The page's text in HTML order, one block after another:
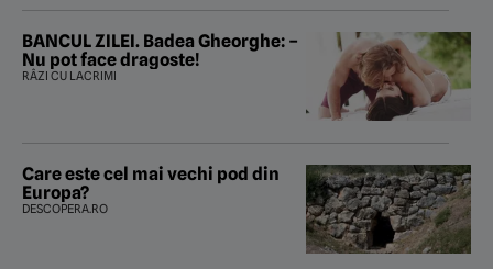
BANCUL ZILEI. Badea Gheorghe: –
Nu pot face dragoste!
RÂZI CU LACRIMI
Care este cel mai vechi pod din
Europa?
DESCOPERA.RO